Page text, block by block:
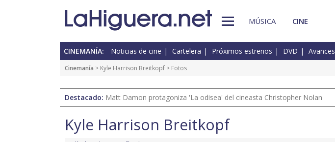
MÚSICA CINE
CINEMANÍA: Noticias de cine Cartelera Próximos estrenos DVD Avances
Cinemanía > Kyle Harrison Breitkopf > Fotos
Destacado: Matt Damon protagoniza 'La odisea' del cineasta Christopher Nolan
Kyle Harrison Breitkopf